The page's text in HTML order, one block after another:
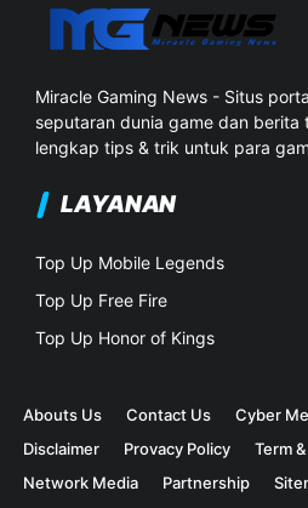
Miracle Gaming News - Situs
seputaran dunia game dan
lengkap tips & trik untuk para
LAYANAN
Top Up Mobile Legends
Top Up Free Fire
Top Up Honor of Kings
Abouts Us Contact Us
Cyber
Disclaimer
Provacy Policy
Term
Network Media
Partnership